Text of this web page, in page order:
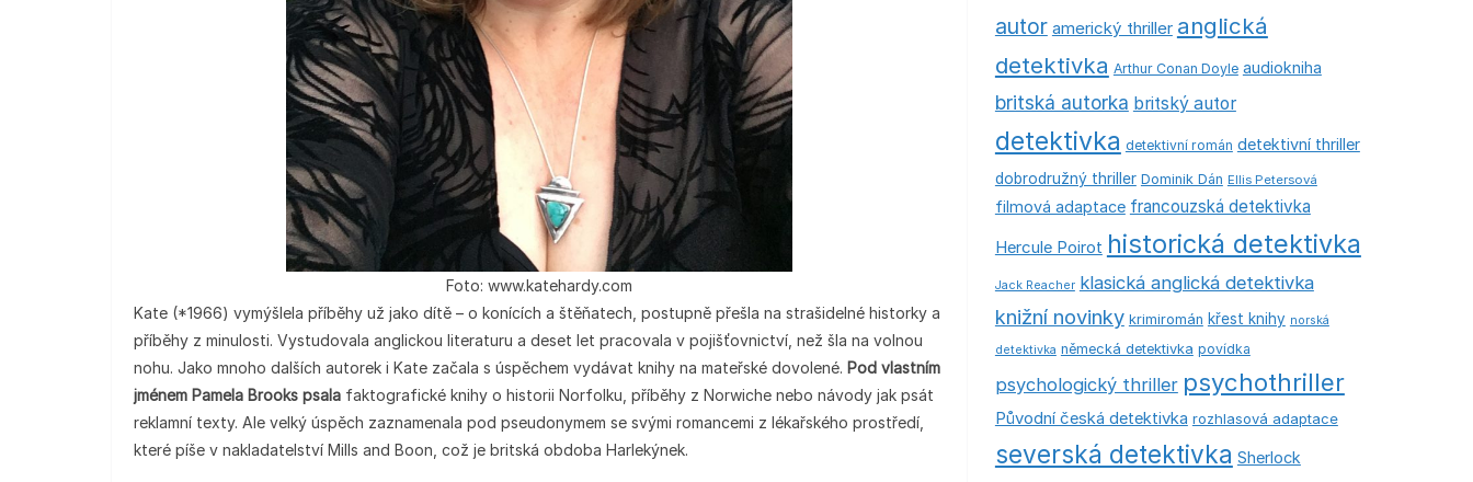
Foto: www.katehardy.com
Kate (*1966) vymýšlela příběhy už jako dítě – o konících a štěňatech, postupně přešla na strašidelné historky a
příběhy z minulosti. Vystudovala anglickou literaturu a deset let pracovala v pojišťovnictví, než šla na volnou
nohu. Jako mnoho dalších autorek i Kate začala s úspěchem vydávat knihy na mateřské dovolené. Pod vlastním
jménem Pamela Brooks psala faktografické knihy o historii Norfolku, příběhy z Norwiche nebo návody jak psát
reklamní texty. Ale velký úspěch zaznamenala pod pseudonymem se svými romancemi z lékařského prostředí,
které píše v nakladatelství Mills and Boon, což je britská obdoba Harlekýnek.
autor americký thriller anglická
detektivka Arthur Conan Doyle audiokniha
britská autorka britský autor
detektivka detektivní román detektivní thriller
dobrodružný thriller Dominik Dán Ellis Petersová
filmová adaptace francouzská detektivka
Hercule Poirot historická detektivka
Jack Reacher klasická anglická detektivka
knižní novinky krimiromán křest knihy norská
detektivka německá detektivka povídka
psychologický thriller psychothriller
Původní česká detektivka rozhlasová adaptace
severská detektivka Sherlock